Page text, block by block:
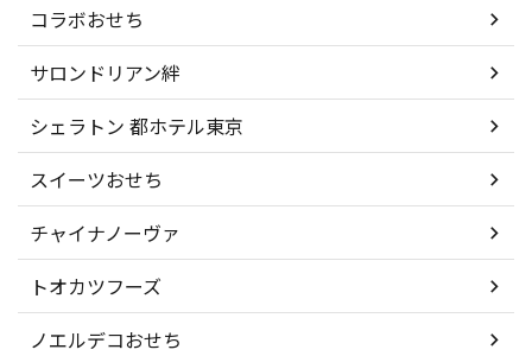
コラボおせち
サロンドリアン絆
シェラトン 都ホテル東京
スイーツおせち
チャイナノーヴァ
トオカツフーズ
ノエルデコおせち